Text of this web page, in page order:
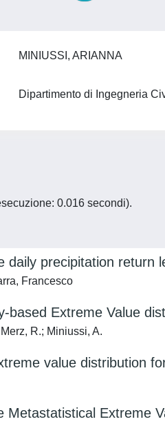
MINIUSSI, ARIANNA
Dipartimento di Ingegneria
0.016 secondi).
daily precipitation return
Francesco
based Extreme Value
R.; Miniussi, A.
value distribution
Metastatistical Extreme